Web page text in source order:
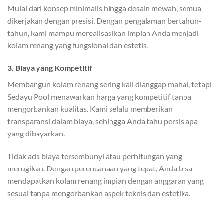
Mulai dari konsep minimalis hingga desain mewah, semua
dikerjakan dengan presisi. Dengan pengalaman bertahun-
tahun, kami mampu merealisasikan impian Anda menjadi
kolam renang yang fungsional dan estetis.
3. Biaya yang Kompetitif
Membangun kolam renang sering kali dianggap mahal, tetapi
Sedayu Pool menawarkan harga yang kompetitif tanpa
mengorbankan kualitas. Kami selalu memberikan
transparansi dalam biaya, sehingga Anda tahu persis apa
yang dibayarkan.
Tidak ada biaya tersembunyi atau perhitungan yang
merugikan. Dengan perencanaan yang tepat, Anda bisa
mendapatkan kolam renang impian dengan anggaran yang
sesuai tanpa mengorbankan aspek teknis dan estetika.